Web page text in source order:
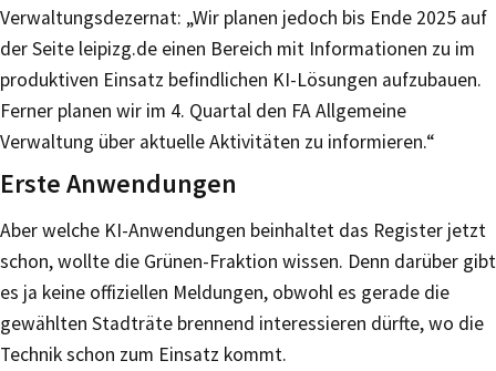
Verwaltungsdezernat: „Wir planen jedoch bis Ende 2025 auf
der Seite leipizg.de einen Bereich mit Informationen zu im
produktiven Einsatz befindlichen KI-Lösungen aufzubauen.
Ferner planen wir im 4. Quartal den FA Allgemeine
Verwaltung über aktuelle Aktivitäten zu informieren.“
Erste Anwendungen
Aber welche KI-Anwendungen beinhaltet das Register jetzt
schon, wollte die Grünen-Fraktion wissen. Denn darüber gibt
es ja keine offiziellen Meldungen, obwohl es gerade die
gewählten Stadträte brennend interessieren dürfte, wo die
Technik schon zum Einsatz kommt.